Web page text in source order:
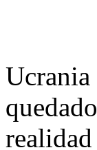
Ucrania